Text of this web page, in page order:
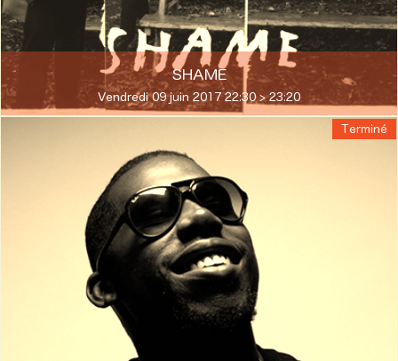
SHAME
Vendredi 09 juin 2017 22:30 > 23:20
Terminé